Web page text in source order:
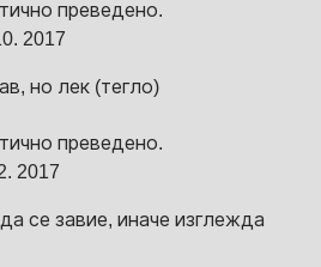
преведено.
2017
но лек (тегло)
преведено.
2017
се завие, иначе изглежда